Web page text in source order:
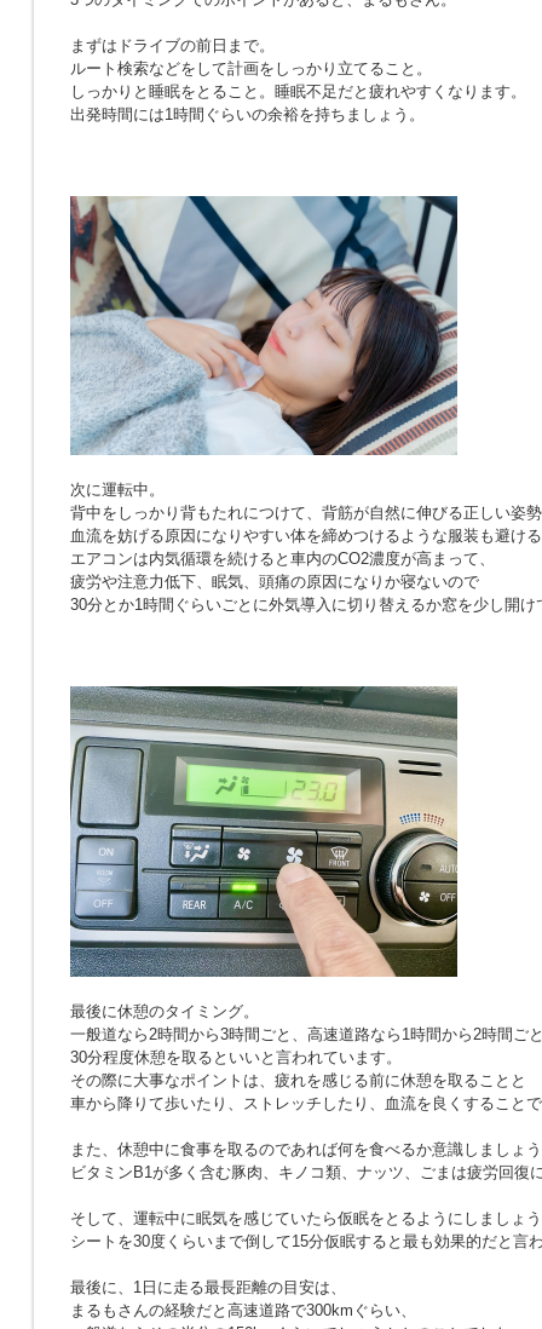
まずはドライブの前日まで。
ルート検索などをして計画をしっかり立てること。
しっかりと睡眠をとること。睡眠不足だと疲れやすくなります。
出発時間には1時間ぐらいの余裕を持ちましょう。
次に運転中。
背中をしっかり背もたれにつけて、背筋が自然に伸びる正しい姿
血流を妨げる原因になりやすい体を締めつけるような服装も避け
エアコンは内気循環を続けると車内のCO2濃度が高まって、
疲労や注意力低下、眠気、頭痛の原因になりか寝ないので
30分とか1時間ぐらいごとに外気導入に切り替えるか窓を少し開け
最後に休憩のタイミング。
一般道なら2時間から3時間ごと、高速道路なら1時間から2時間ご
30分程度休憩を取るといいと言われています。
その際に大事なポイントは、疲れを感じる前に休憩を取ることと
車から降りて歩いたり、ストレッチしたり、血流を良くすること
また、休憩中に食事を取るのであれば何を食べるか意識しましょ
ビタミンB1が多く含む豚肉、キノコ類、ナッツ、ごまは疲労回復
そして、運転中に眠気を感じていたら仮眠をとるようにしましょ
シートを30度くらいまで倒して15分仮眠すると最も効果的だと言
最後に、1日に走る最長距離の目安は、
まるもさんの経験だと高速道路で300kmぐらい、